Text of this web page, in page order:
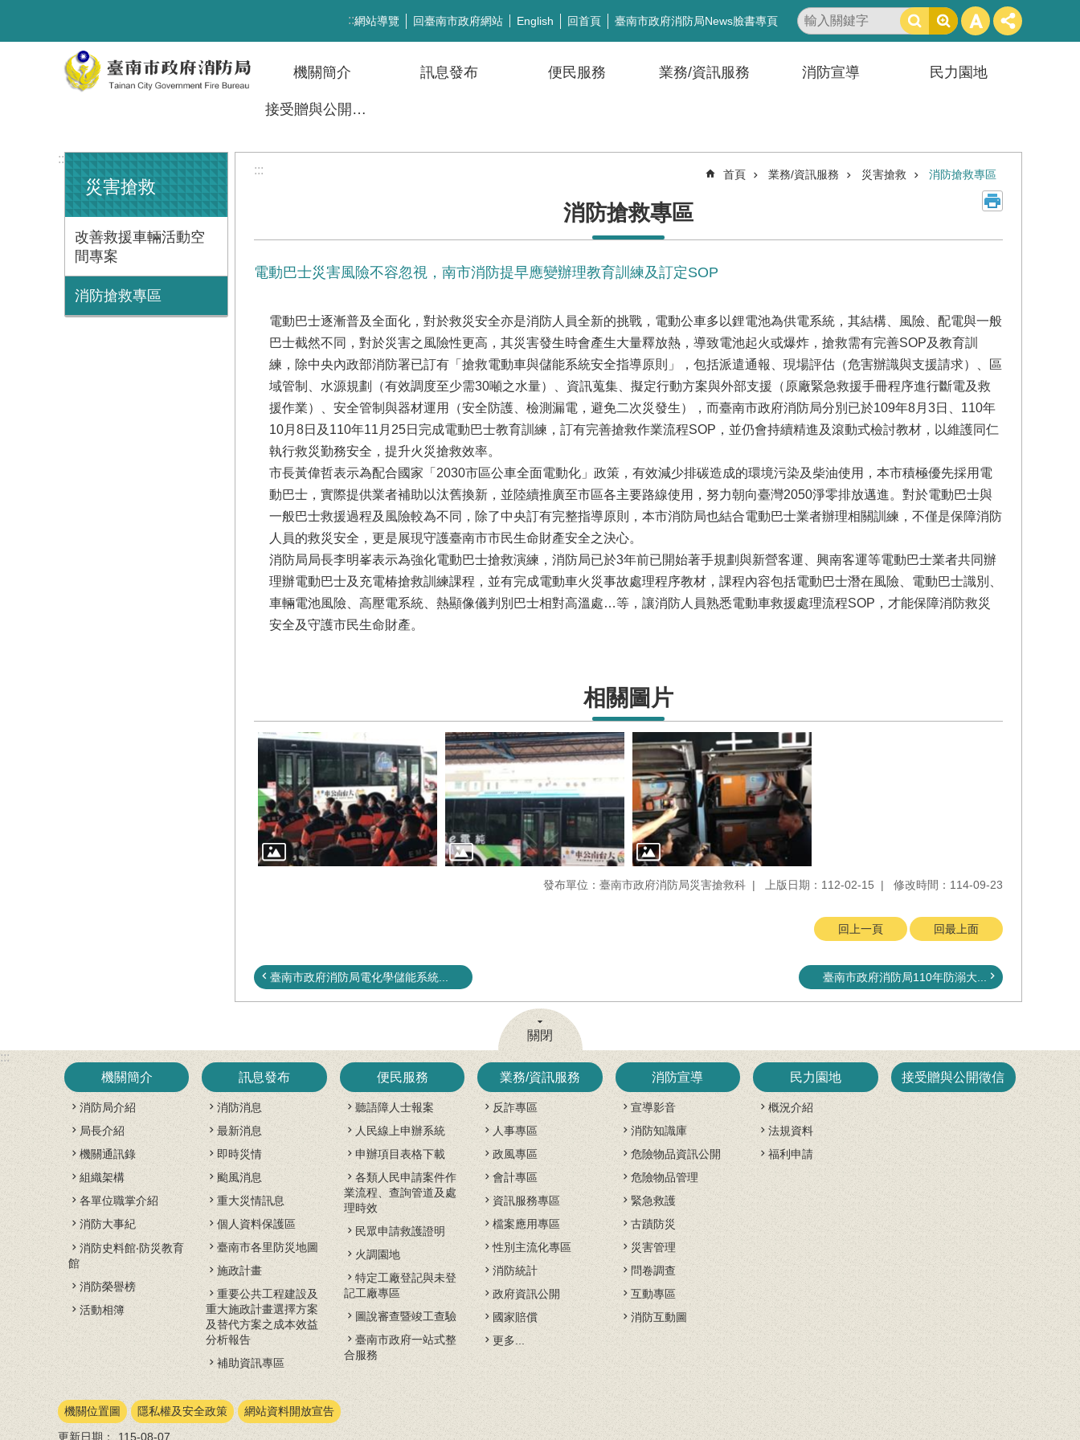
:::網站導覽 回臺南市政府網站 English 回首頁 臺南市政府消防局News臉書專頁
搜
尋
機關簡介 訊息發布 便民服務 業務/資訊服務 消防宣導 民力園地
接受贈與公開徵信
:::
災害搶救
改善救援車輛活動空
間專案
消防搶救專區
::: 首頁 業務/資訊服務 災害搶救 消防搶救專區
消防搶救專區
電動巴士災害風險不容忽視，南市消防提早應變辦理教育訓練及訂定SOP
電動巴士逐漸普及全面化，對於救災安全亦是消防人員全新的挑戰，電動公車多以鋰電池為供電系統，其結構、風險、配電與一般
巴士截然不同，對於災害之風險性更高，其災害發生時會產生大量釋放熱，導致電池起火或爆炸，搶救需有完善SOP及教育訓
練，除中央內政部消防署已訂有「搶救電動車與儲能系統安全指導原則」，包括派遣通報、現場評估（危害辦識與支援請求）、區
域管制、水源規劃（有效調度至少需30噸之水量）、資訊蒐集、擬定行動方案與外部支援（原廠緊急救援手冊程序進行斷電及救
援作業）、安全管制與器材運用（安全防護、檢測漏電，避免二次災發生），而臺南市政府消防局分別已於109年8月3日、110年
10月8日及110年11月25日完成電動巴士教育訓練，訂有完善搶救作業流程SOP，並仍會持續精進及滾動式檢討教材，以維護同仁
執行救災勤務安全，提升火災搶救效率。
市長黃偉哲表示為配合國家「2030市區公車全面電動化」政策，有效減少排碳造成的環境污染及柴油使用，本市積極優先採用電
動巴士，實際提供業者補助以汰舊換新，並陸續推廣至市區各主要路線使用，努力朝向臺灣2050淨零排放邁進。對於電動巴士與
一般巴士救援過程及風險較為不同，除了中央訂有完整指導原則，本市消防局也結合電動巴士業者辦理相關訓練，不僅是保障消防
人員的救災安全，更是展現守護臺南市市民生命財產安全之決心。
消防局局長李明峯表示為強化電動巴士搶救演練，消防局已於3年前已開始著手規劃與新營客運、興南客運等電動巴士業者共同辦
理辦電動巴士及充電椿搶救訓練課程，並有完成電動車火災事故處理程序教材，課程內容包括電動巴士潛在風險、電動巴士識別、
車輛電池風險、高壓電系統、熱顯像儀判別巴士相對高溫處…等，讓消防人員熟悉電動車救援處理流程SOP，才能保障消防救災
安全及守護市民生命財產。
相關圖片
發布單位：臺南市政府消防局災害搶救科 上版日期：112-02-15 修改時間：114-09-23
回上一頁 回最上面
臺南市政府消防局電化學儲能系統... 臺南市政府消防局110年防溺大...
關閉
:::
機關簡介
消防局介紹
局長介紹
機關通訊錄
組織架構
各單位職掌介紹
消防大事紀
消防史料館‧防災教育
館
消防榮譽榜
活動相簿
訊息發布
消防消息
最新消息
即時災情
颱風消息
重大災情訊息
個人資料保護區
臺南市各里防災地圖
施政計畫
重要公共工程建設及
重大施政計畫選擇方案
及替代方案之成本效益
分析報告
補助資訊專區
便民服務
聽語障人士報案
人民線上申辦系統
申辦項目表格下載
各類人民申請案件作
業流程、查詢管道及處
理時效
民眾申請救護證明
火調園地
特定工廠登記與未登
記工廠專區
圖說審查暨竣工查驗
臺南市政府一站式整
合服務
業務/資訊服務
反詐專區
人事專區
政風專區
會計專區
資訊服務專區
檔案應用專區
性別主流化專區
消防統計
政府資訊公開
國家賠償
更多...
消防宣導
宣導影音
消防知識庫
危險物品資訊公開
危險物品管理
緊急救護
古蹟防災
災害管理
問卷調查
互動專區
消防互動圖
民力園地
概況介紹
法規資料
福利申請
接受贈與公開徵信
機關位置圖 隱私權及安全政策
網站資料開放宣告
更新日期： 115-08-07